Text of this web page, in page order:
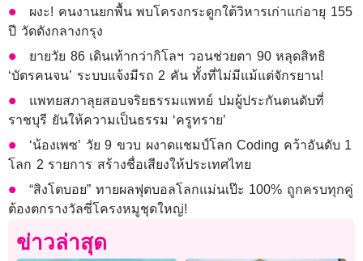
ผงะ! คนงานยกพื้น พบโครงกระดูกใต้วิหารเก่าแก่อายุ 155
ปี วัดดังกลางกรุง
ยายวัย 86 เดินเท้ากว่ากิโลฯ วอนช่วยตา 90 หลุดสิทธิ
‘บัตรคนจน’ ระบบแจ้งมีรถ 2 คัน ทั้งที่ไม่มีแม้แต่จักรยาน!
แพทยสภาลุยสอบจริยธรรมแพทย์ ปมผู้ประกันตนดับที่
ราชบุรี ยันให้ความเป็นธรรม ‘ครูทราย’
‘น้องเพซ’ วัย 9 ขวบ ผงาดแชมป์โลก Coding คว้าอันดับ 1
โลก 2 รายการ สร้างชื่อเสียงให้ประเทศไทย
“สิงโตบอย” ทายผลฟุตบอลโลกแม่นเป๊ะ 100% ถูกครบทุกคู่
ต้องตกรางวัลซี่โครงหมูชุดใหญ่!
ข่าวล่าสุด